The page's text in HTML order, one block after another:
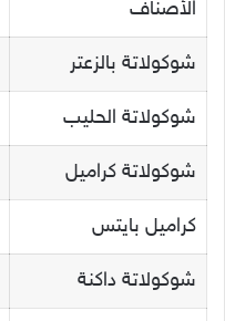
الأصناف
شوكولاتة بالزعتر
شوكولاتة الحليب
شوكولاتة كراميل
كراميل بايتس
شوكولاتة داكنة